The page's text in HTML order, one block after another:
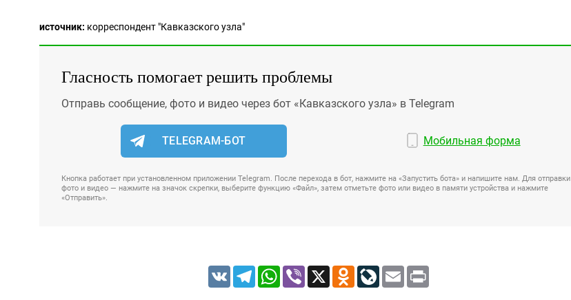
источник: корреспондент "Кавказского узла"
Гласность помогает решить проблемы
Отправь сообщение, фото и видео через бот «Кавказского узла» в Telegram
TELEGRAM-БОТ Мобильная форма
Кнопка работает при установленном приложении Telegram. После перехода в бот, нажмите на «Запустить бота» и напишите нам. Для отправки
фото и видео — нажмите на значок скрепки, выберите функцию «Файл», затем отметьте фото или видео в памяти устройства и нажмите
«Отправить».
VK TelegramWhatsApp
Viber X Odnoklassniki
LiveJournal
Email